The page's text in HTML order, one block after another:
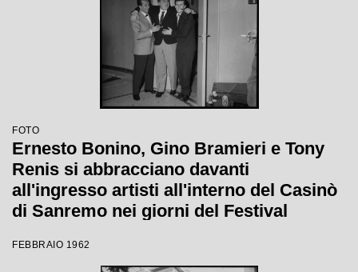
FOTO
Ernesto Bonino, Gino Bramieri e Tony
Renis si abbracciano davanti
all'ingresso artisti all'interno del Casinò
di Sanremo nei giorni del Festival
FEBBRAIO 1962